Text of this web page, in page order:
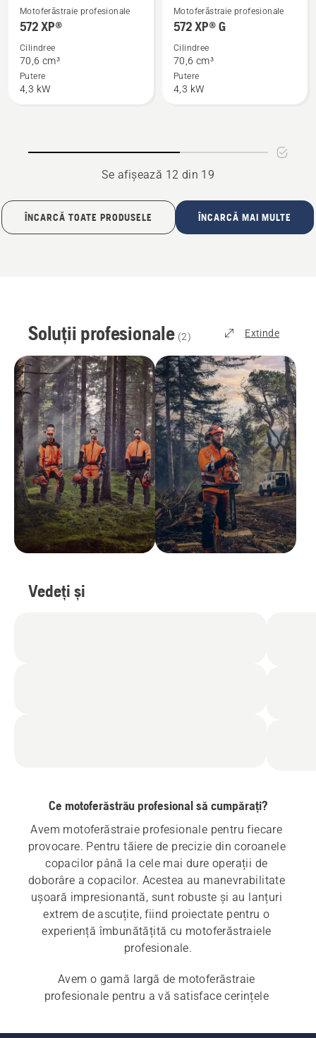
Vezi
mai
detalii
despre
572 XP®
Motoferăstraie profesionale
572 XP®
Cilindree
70,6 cm³
Putere
4,3 kW
Vezi
mai
detalii
despre
572 XP®
Motoferăstraie profesionale
572 XP® G
Cilindree
70,6 cm³
Putere
4,3 kW
Se afișează 12 din 19
ÎNCARCĂ TOATE PRODUSELE ÎNCARCĂ MAI MULTE
Soluții profesionale (2) Extinde
Vedeți și
Ce motoferăstrău profesional să cumpărați?
Avem motoferăstraie profesionale pentru fiecare
provocare. Pentru tăiere de precizie din coroanele
copacilor până la cele mai dure operații de
doborâre a copacilor. Acestea au manevrabilitate
ușoară impresionantă, sunt robuste și au lanțuri
extrem de ascuțite, fiind proiectate pentru o
experiență îmbunătățită cu motoferăstraiele
profesionale.
Avem o gamă largă de motoferăstraie
profesionale pentru a vă satisface cerințele
pentru putere ridicată și durabilitate pentru orice